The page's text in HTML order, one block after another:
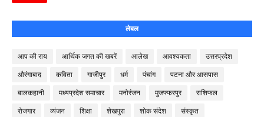
लेबल
आप की राय आर्थिक जगत की खबरें आलेख आवश्यकता
उत्तरप्रदेश
औरंगाबाद
कविता गाजीपुर धर्म पंचांग
पटना और आसपास
बालकहानी
मध्यप्रदेश समाचार मनोरंजन मुजफ्फरपुर
राशिफल
रोजगार
व्यंजन शिक्षा शेखपुरा शोक संदेश
संस्कृत